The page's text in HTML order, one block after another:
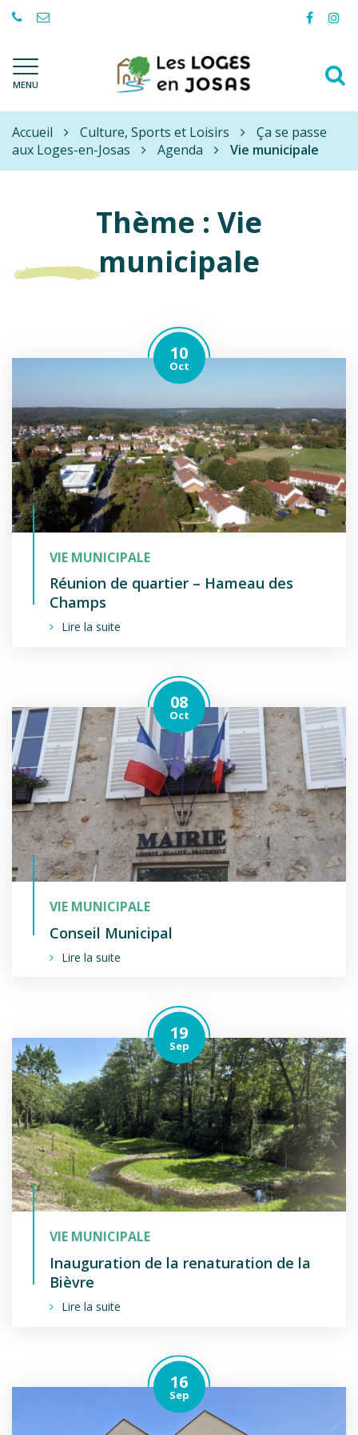
Lien
compte
MENU
en-
Josas
Accueil Culture, Sports et Loisirs
Ça se passe
aux Loges-en-Josas
Agenda Vie municipale
Thème : Vie
municipale
Le
10
Octobre
VIE MUNICIPALE
Réunion de quartier – Hameau des
Champs
Lire la suite
Le
08
Octobre
VIE MUNICIPALE
Conseil Municipal
Lire la suite
Le
19
Septembre
VIE MUNICIPALE
Inauguration de la renaturation de la
Bièvre
Lire la suite
Le
16
Septembre